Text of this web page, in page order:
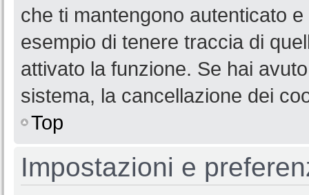
che ti mantengono autenticato
esempio di tenere traccia di
attivato la funzione. Se hai
sistema, la cancellazione dei
Top
Impostazioni e